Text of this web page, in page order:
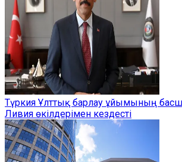
Түркия Ұлттық барлау ұйымының
Ливия өкілдерімен кездесті